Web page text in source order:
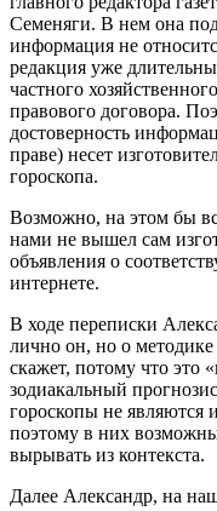
Семеняги. В нем она
информация не
редакция уже
частного
правового договора.
достоверность
праве) несет
гороскопа.
Возможно, на этом бы
нами не вышел сам
объявления о
интернете.
В ходе переписки
лично он, но о методике
скажет, потому что это
зодиакальный
гороскопы не
поэтому в них
вырывать из контекста.
Далее Александр, на